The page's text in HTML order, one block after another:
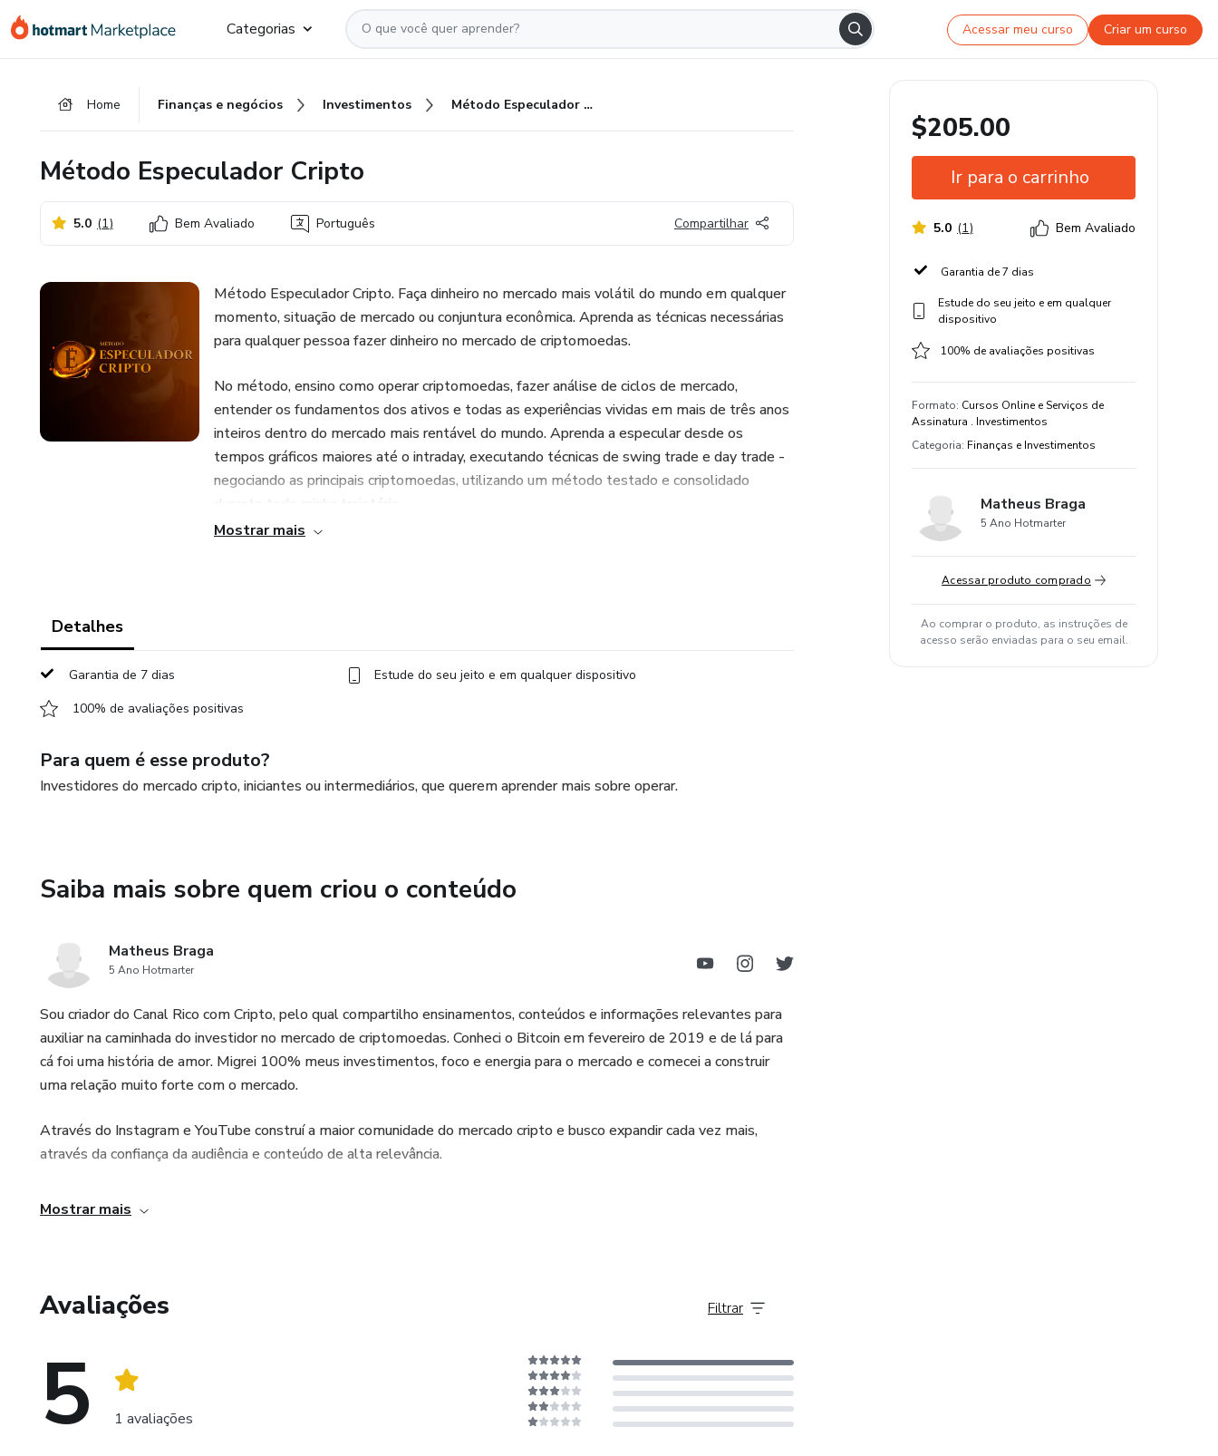
para
para
para
Categorias Acessar meu curso Criar um curso
Home Finanças e negócios Investimentos Método Especulador Cripto
Método Especulador Cripto
5.0 (1) Bem Avaliado Português Compartilhar
Método Especulador Cripto. Faça dinheiro no mercado mais volátil do mundo em qualquer
momento, situação de mercado ou conjuntura econômica. Aprenda as técnicas necessárias
para qualquer pessoa fazer dinheiro no mercado de criptomoedas.
No método, ensino como operar criptomoedas, fazer análise de ciclos de mercado,
entender os fundamentos dos ativos e todas as experiências vividas em mais de três anos
inteiros dentro do mercado mais rentável do mundo. Aprenda a especular desde os
tempos gráficos maiores até o intraday, executando técnicas de swing trade e day trade -
negociando as principais criptomoedas, utilizando um método testado e consolidado
durante toda minha trajetória.
Mostrar mais
Detalhes
Garantia de 7 dias
Estude do seu jeito e em qualquer dispositivo
100% de avaliações positivas
Para quem é esse produto?
Investidores do mercado cripto, iniciantes ou intermediários, que querem aprender mais sobre operar.
Saiba mais sobre quem criou o conteúdo
Matheus Braga
5 Ano Hotmarter
Sou criador do Canal Rico com Cripto, pelo qual compartilho ensinamentos, conteúdos e informações relevantes para
auxiliar na caminhada do investidor no mercado de criptomoedas. Conheci o Bitcoin em fevereiro de 2019 e de lá para
cá foi uma história de amor. Migrei 100% meus investimentos, foco e energia para o mercado e comecei a construir
uma relação muito forte com o mercado.
Através do Instagram e YouTube construí a maior comunidade do mercado cripto e busco expandir cada vez mais,
através da confiança da audiência e conteúdo de alta relevância.
Mostrar mais
Avaliações
5 1 avaliações
Filtrar
$205.00
Ir para o carrinho
5.0 (1) Bem Avaliado
Garantia de 7 dias
Estude do seu jeito e em qualquer
dispositivo
100% de avaliações positivas
Formato: Cursos Online e Serviços de
Assinatura . Investimentos
Categoria: Finanças e Investimentos
Matheus Braga
5 Ano Hotmarter
Acessar produto comprado
Ao comprar o produto, as instruções de
acesso serão enviadas para o seu email.